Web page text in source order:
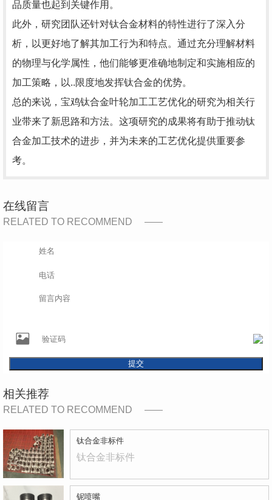
品质量也起到关键作用。
此外，研究团队还针对钛合金材料的特性进行了深入分
析，以更好地了解其加工行为和特点。通过充分理解材料
的物理与化学属性，他们能够更准确地制定和实施相应的
加工策略，以..限度地发挥钛合金的优势。
总的来说，宝鸡钛合金叶轮加工工艺优化的研究为相关行
业带来了新思路和方法。这项研究的成果将有助于推动钛
合金加工技术的进步，并为未来的工艺优化提供重要参
考。
在线留言
RELATED TO RECOMMEND
提交
相关推荐
RELATED TO RECOMMEND
钛合金非标件
钛合金非标件
铌喷嘴